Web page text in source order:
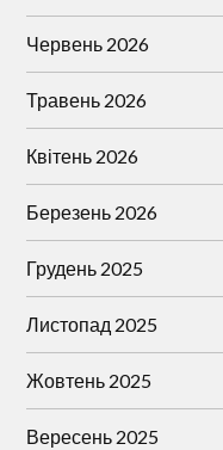
Червень 2026
Травень 2026
Квітень 2026
Березень 2026
Грудень 2025
Листопад 2025
Жовтень 2025
Вересень 2025